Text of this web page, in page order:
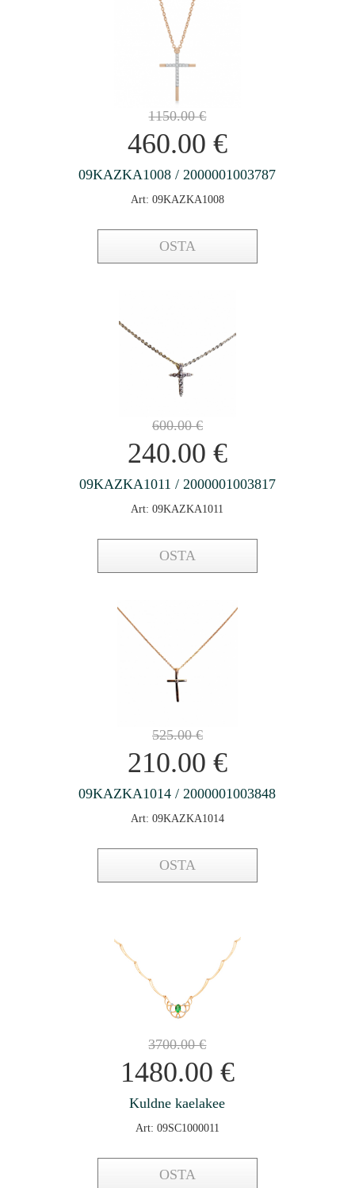
1150.00€
460.00 €
09KAZKA1008 / 2000001003787
Art: 09KAZKA1008
OSTA
600.00€
240.00 €
09KAZKA1011 / 2000001003817
Art: 09KAZKA1011
OSTA
525.00€
210.00 €
09KAZKA1014 / 2000001003848
Art: 09KAZKA1014
OSTA
3700.00€
1480.00 €
Kuldne kaelakee
Art: 09SC1000011
OSTA